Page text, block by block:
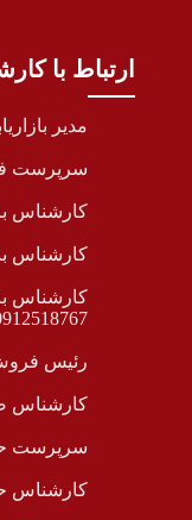
ارتباط با
مدیر بازاریابی
سرپرست فروش
کارشناس
کارشناس
کارشناس
رئیس فروش
کارشناس صادرات
سرپرست
کارشناس